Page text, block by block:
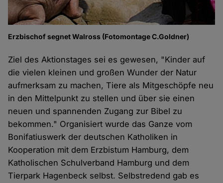
Erzbischof segnet Walross (Fotomontage C.Goldner)
Ziel des Aktionstages sei es gewesen, "Kinder auf
die vielen kleinen und großen Wunder der Natur
aufmerksam zu machen, Tiere als Mitgeschöpfe neu
in den Mittelpunkt zu stellen und über sie einen
neuen und spannenden Zugang zur Bibel zu
bekommen." Organisiert wurde das Ganze vom
Bonifatiuswerk der deutschen Katholiken in
Kooperation mit dem Erzbistum Hamburg, dem
Katholischen Schulverband Hamburg und dem
Tierpark Hagenbeck selbst. Selbstredend gab es